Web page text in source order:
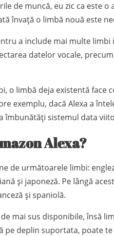
de muncă, eu zic ca este o
învață o limbă nouă este
a include mai multe
datelor vocale,
o limbă deja existentă face
exemplu, dacă Alexa a
îmbunătăți sistemul data
Alexa?
de următoarele limbi:
și japoneză. Pe lângă
și spaniolă.
mai sus disponibile, însă
pe deplin suportata, poate